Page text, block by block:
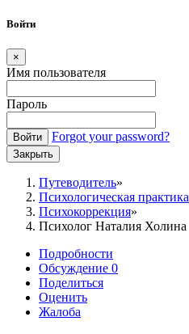
Войти
×
Имя пользователя
Пароль
Войти Forgot your password?
Закрыть
Путеводитель
Психологическая практика
Психокоррекция
Психолог Наталия Холина
Подробности
Обсуждение 0
Поделиться
Оценить
Жалоба